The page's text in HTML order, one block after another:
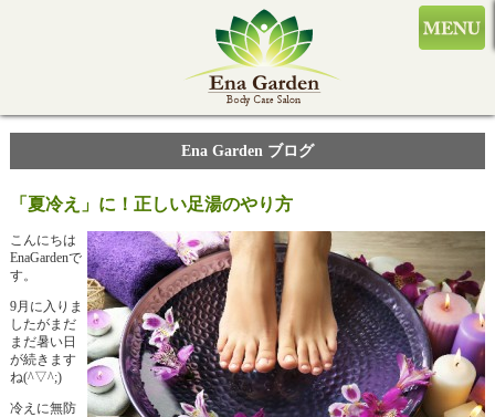
Ena Garden ブログ
「夏冷え」に！正しい足湯のやり方
こんにちは
EnaGardenで
す。
9月に入りま
したがまだ
まだ暑い日
が続きます
ね(^▽^;)
冷えに無防